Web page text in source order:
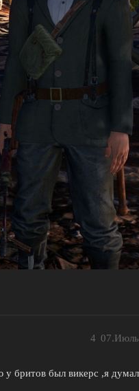
4
бритов был викерс ,я